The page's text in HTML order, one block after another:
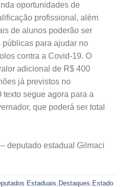
oportunidades de
profissional, além
de alunos poderão ser
para ajudar no
contra a Covid-19. O
adicional de R$ 400
já previstos no
texto segue agora para a
que poderá ser total
deputado estadual Gilmaci
Estaduais, Destaques, Estado